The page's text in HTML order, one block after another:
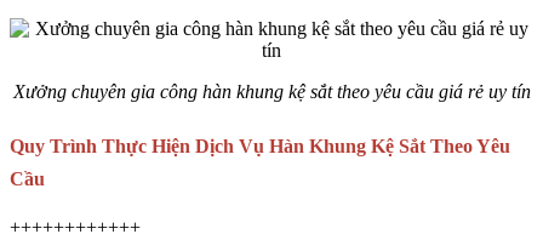
Xưởng chuyên gia công hàn khung kệ sắt theo yêu cầu giá rẻ uy tín
Quy Trình Thực Hiện Dịch Vụ Hàn Khung Kệ Sắt Theo Yêu
Cầu
++++++++++++